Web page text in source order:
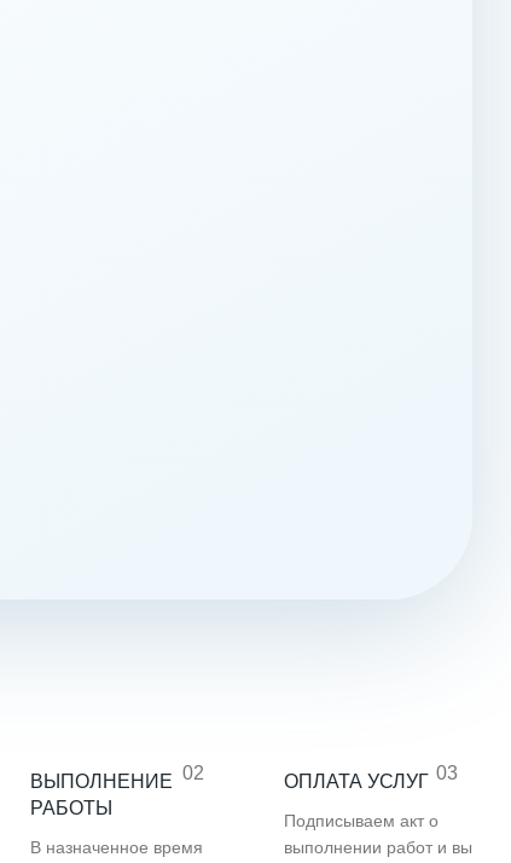
02
ВЫПОЛНЕНИЕ
РАБОТЫ
В назначенное время
03
ОПЛАТА УСЛУГ
Подписываем акт о
выполнении работ и вы